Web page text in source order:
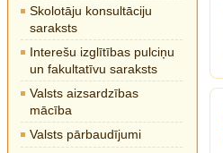
Skolotāju konsultāciju
saraksts
Interešu izglītības pulciņu
un fakultatīvu saraksts
Valsts aizsardzības
mācība
Valsts pārbaudījumi